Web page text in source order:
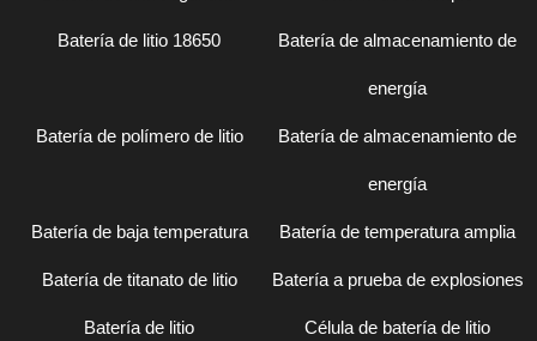
Batería de litio 18650 Batería de almacenamiento de
energía
Batería de polímero de litio Batería de almacenamiento de
energía
Batería de baja temperatura Batería de temperatura amplia
Batería de titanato de litio Batería a prueba de explosiones
Batería de litio Célula de batería de litio